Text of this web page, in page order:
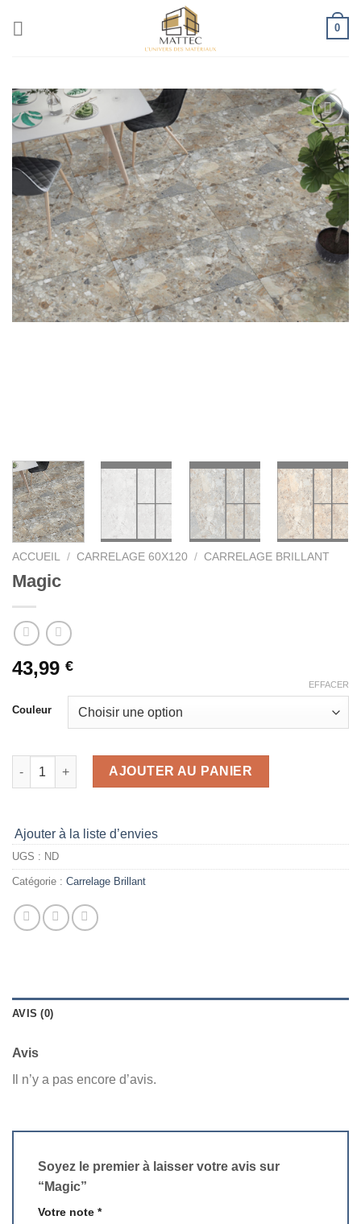
0
Ajouter
à la liste
d’envies
ACCUEIL / CARRELAGE 60X120 / CARRELAGE BRILLANT
Magic
43,99 €
Couleur
EFFACER
AJOUTER AU PANIER
Ajouter à la liste d’envies
UGS : ND
Catégorie : Carrelage Brillant
AVIS (0)
Avis
Il n’y a pas encore d’avis.
Soyez le premier à laisser votre avis sur
“Magic”
Votre note *